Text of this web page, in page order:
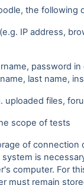
the following
(e.g. IP address,
password
last name,
uploaded files,
scope of tests
of connection
system is
computer. For
must remain